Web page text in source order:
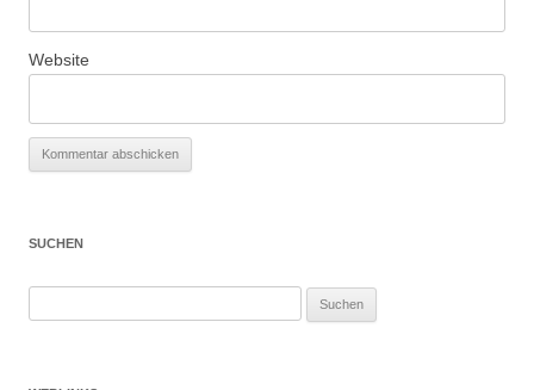
Website
SUCHEN